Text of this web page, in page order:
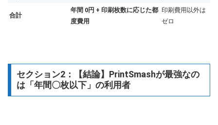
合計
年間 0円 + 印刷枚数に応じた都
度費用
印刷費用以外は
ゼロ
セクション2：【結論】PrintSmashが最強なの
は「年間〇枚以下」の利用者